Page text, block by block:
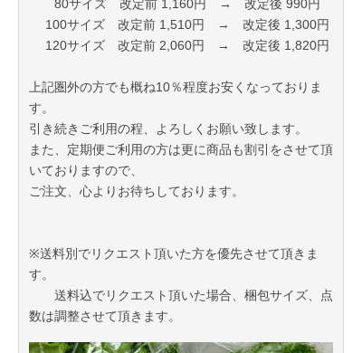
80サイズ 改定前 1,160円 → 改定後 990円
100サイズ 改定前 1,510円 → 改定後 1,300円
120サイズ 改定前 2,060円 → 改定後 1,820円
上記圏外の方でも概ね10％程度お安くなっておりま
す。
引き続きご利用の程、よろしくお願い致します。
また、定期便ご利用の方は更に商品も割引をさせて頂
いておりますので、
ご注文、心よりお待ちしております。
※送料別でリクエスト頂いた方を優先させて頂きま
す。
送料込でリクエスト頂いた場合、梱包サイズ、点
数は調整させて頂きます。